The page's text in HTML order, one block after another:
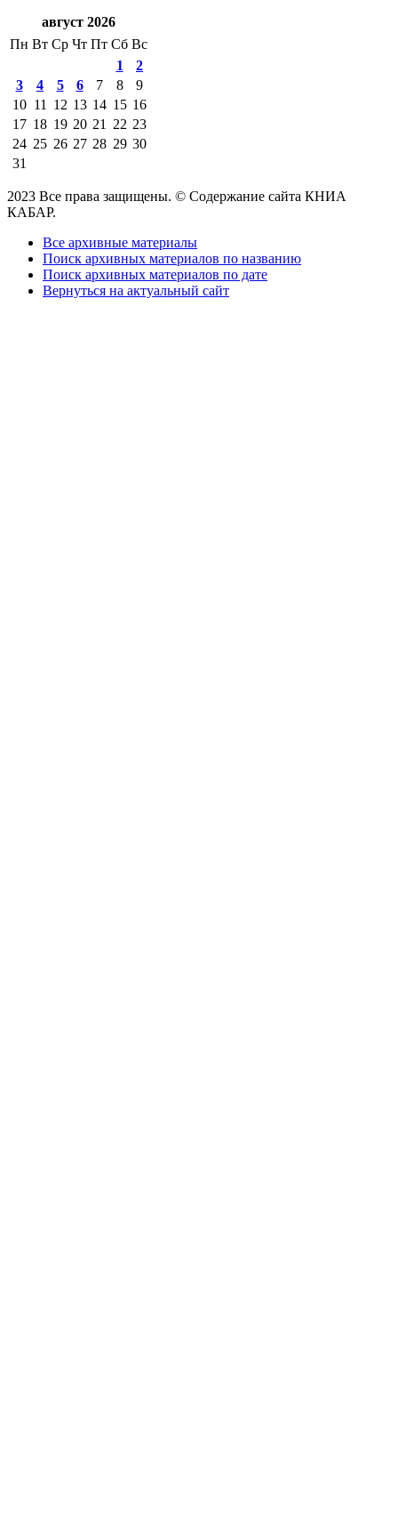
август 2026
Пн Вт Ср Чт Пт Сб Вс
1
2
3
4 5 6 7 8
9
10 11 12 13 14 15 16
17 18 19 20 21 22 23
24 25 26 27 28 29 30
31
2023 Все права защищены. © Содержание сайта КНИА
КАБАР.
Все архивные материалы
Поиск архивных материалов по названию
Поиск архивных материалов по дате
Вернуться на актуальный сайт